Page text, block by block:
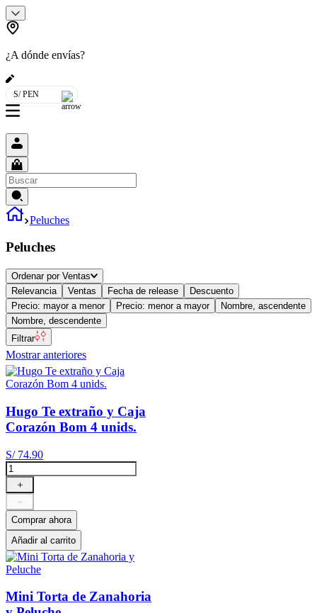
¿A dónde envías?
S/ PEN
Peluches
Peluches
Ordenar por Ventas
Relevancia
Ventas Fecha de release
Descuento
Precio: mayor a menor
Precio: menor a mayor
Nombre, ascendente
Nombre, descendente
Filtrar
Mostrar anteriores
Hugo Te extraño y Caja
Corazón Bom 4 unids.
S/ 74.90
＋
－
Comprar ahora
Añadir al carrito
Mini Torta de Zanahoria